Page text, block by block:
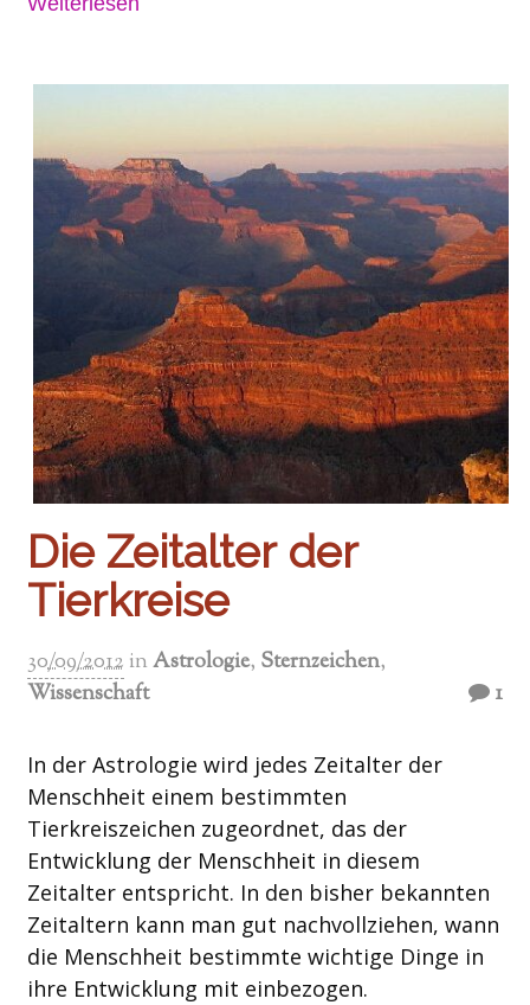
Die Zeitalter der
Tierkreise
30/09/2012 inAstrologie, Sternzeichen,
Wissenschaft
1
In der Astrologie wird jedes Zeitalter der
Menschheit einem bestimmten
Tierkreiszeichen zugeordnet, das der
Entwicklung der Menschheit in diesem
Zeitalter entspricht. In den bisher bekannten
Zeitaltern kann man gut nachvollziehen, wann
die Menschheit bestimmte wichtige Dinge in
ihre Entwicklung mit einbezogen.